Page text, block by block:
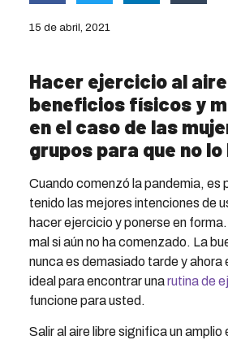
15 de abril, 2021
Hacer ejercicio al
beneficios físicos y
en el caso de las
grupos para que no lo
Cuando comenzó la pandemia, es
tenido las mejores intenciones de
hacer ejercicio y ponerse en
mal si aún no ha comenzado. La
nunca es demasiado tarde y ahora
ideal para encontrar unarutina de
funcione para usted.
Salir al aire libre significa un amplio